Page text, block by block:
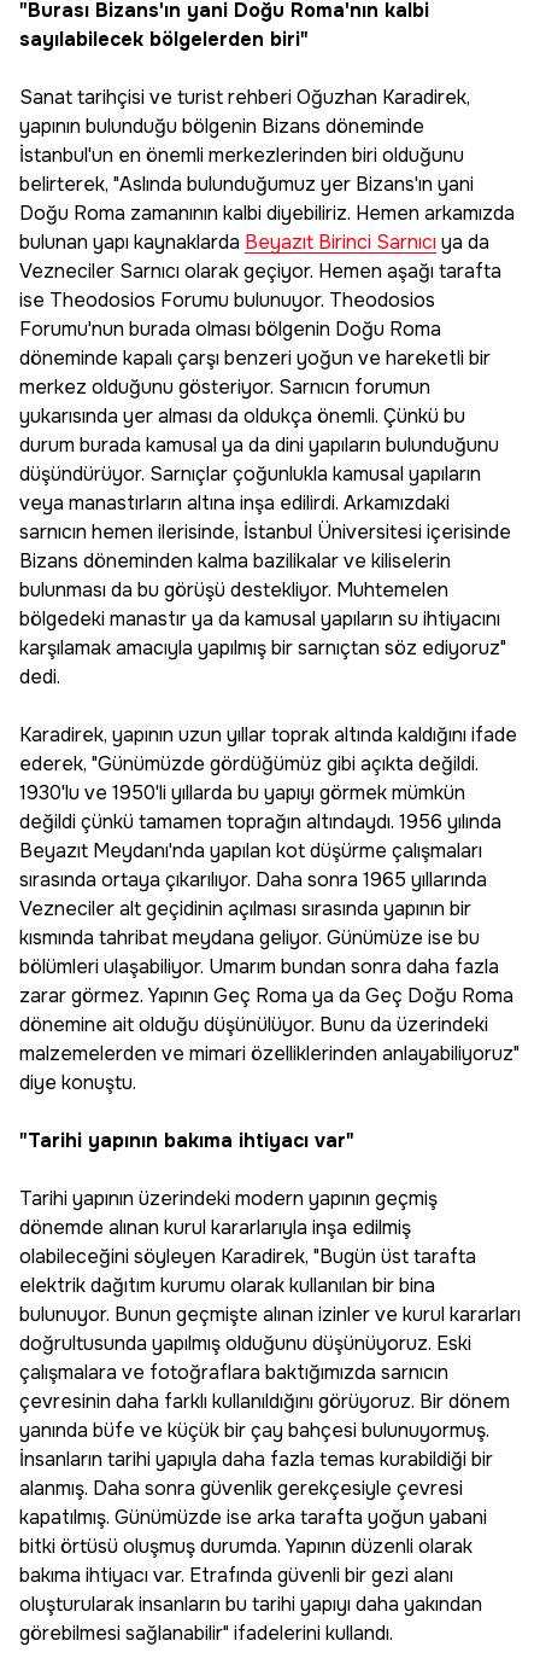
"Burası Bizans'ın yani Doğu Roma'nın kalbi
sayılabilecek bölgelerden biri"
Sanat tarihçisi ve turist rehberi Oğuzhan Karadirek,
yapının bulunduğu bölgenin Bizans döneminde
İstanbul'un en önemli merkezlerinden biri olduğunu
belirterek, "Aslında bulunduğumuz yer Bizans'ın yani
Doğu Roma zamanının kalbi diyebiliriz. Hemen arkamızda
bulunan yapı kaynaklarda Beyazıt Birinci Sarnıcıya da
Vezneciler Sarnıcı olarak geçiyor. Hemen aşağı tarafta
ise Theodosios Forumu bulunuyor. Theodosios
Forumu'nun burada olması bölgenin Doğu Roma
döneminde kapalı çarşı benzeri yoğun ve hareketli bir
merkez olduğunu gösteriyor. Sarnıcın forumun
yukarısında yer alması da oldukça önemli. Çünkü bu
durum burada kamusal ya da dini yapıların bulunduğunu
düşündürüyor. Sarnıçlar çoğunlukla kamusal yapıların
veya manastırların altına inşa edilirdi. Arkamızdaki
sarnıcın hemen ilerisinde, İstanbul Üniversitesi içerisinde
Bizans döneminden kalma bazilikalar ve kiliselerin
bulunması da bu görüşü destekliyor. Muhtemelen
bölgedeki manastır ya da kamusal yapıların su ihtiyacını
karşılamak amacıyla yapılmış bir sarnıçtan söz ediyoruz"
dedi.
Karadirek, yapının uzun yıllar toprak altında kaldığını ifade
ederek, "Günümüzde gördüğümüz gibi açıkta değildi.
1930'lu ve 1950'li yıllarda bu yapıyı görmek mümkün
değildi çünkü tamamen toprağın altındaydı. 1956 yılında
Beyazıt Meydanı'nda yapılan kot düşürme çalışmaları
sırasında ortaya çıkarılıyor. Daha sonra 1965 yıllarında
Vezneciler alt geçidinin açılması sırasında yapının bir
kısmında tahribat meydana geliyor. Günümüze ise bu
bölümleri ulaşabiliyor. Umarım bundan sonra daha fazla
zarar görmez. Yapının Geç Roma ya da Geç Doğu Roma
dönemine ait olduğu düşünülüyor. Bunu da üzerindeki
malzemelerden ve mimari özelliklerinden anlayabiliyoruz"
diye konuştu.
"Tarihi yapının bakıma ihtiyacı var"
Tarihi yapının üzerindeki modern yapının geçmiş
dönemde alınan kurul kararlarıyla inşa edilmiş
olabileceğini söyleyen Karadirek, "Bugün üst tarafta
elektrik dağıtım kurumu olarak kullanılan bir bina
bulunuyor. Bunun geçmişte alınan izinler ve kurul kararları
doğrultusunda yapılmış olduğunu düşünüyoruz. Eski
çalışmalara ve fotoğraflara baktığımızda sarnıcın
çevresinin daha farklı kullanıldığını görüyoruz. Bir dönem
yanında büfe ve küçük bir çay bahçesi bulunuyormuş.
İnsanların tarihi yapıyla daha fazla temas kurabildiği bir
alanmış. Daha sonra güvenlik gerekçesiyle çevresi
kapatılmış. Günümüzde ise arka tarafta yoğun yabani
bitki örtüsü oluşmuş durumda. Yapının düzenli olarak
bakıma ihtiyacı var. Etrafında güvenli bir gezi alanı
oluşturularak insanların bu tarihi yapıyı daha yakından
görebilmesi sağlanabilir" ifadelerini kullandı.